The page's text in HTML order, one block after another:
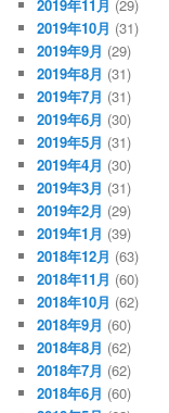
2019年11月 (29)
2019年10月 (31)
2019年9月 (29)
2019年8月 (31)
2019年7月 (31)
2019年6月 (30)
2019年5月 (31)
2019年4月 (30)
2019年3月 (31)
2019年2月 (29)
2019年1月 (39)
2018年12月 (63)
2018年11月 (60)
2018年10月 (62)
2018年9月 (60)
2018年8月 (62)
2018年7月 (62)
2018年6月 (60)